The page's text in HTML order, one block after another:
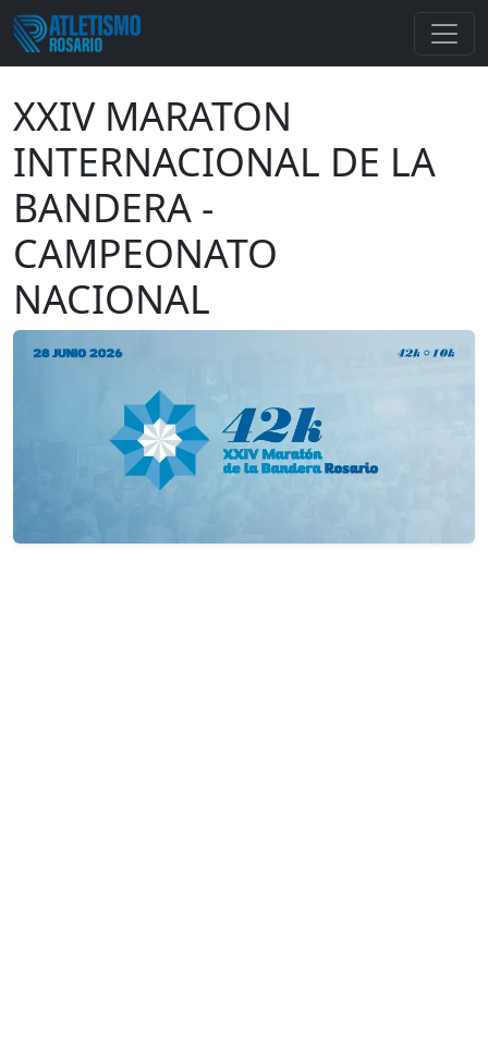
XXIV MARATON
INTERNACIONAL DE LA
BANDERA -
CAMPEONATO
NACIONAL